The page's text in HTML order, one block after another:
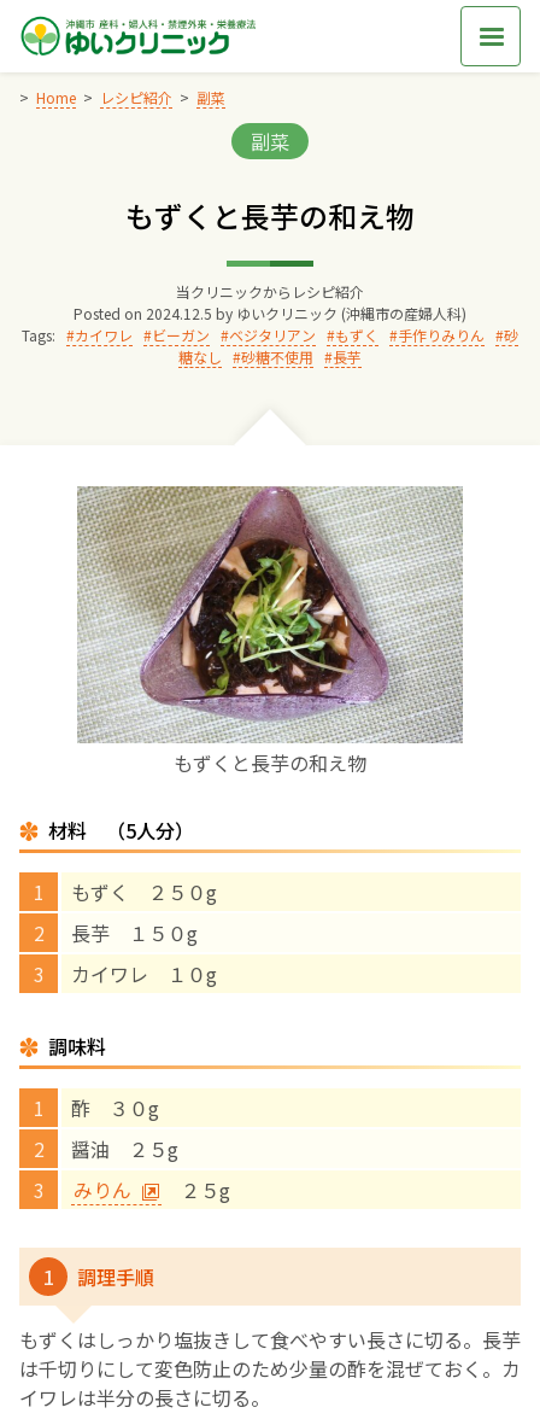
Skip
content
Home レシピ紹介 副菜
Categories:
副菜
もずくと長芋の和え物
当クリニックからレシピ紹介
Posted on 2024.12.5 by ゆいクリニック (沖縄市の産婦人科)
Tags:
カイワレ ビーガン ベジタリアン もずく 手作りみりん
砂
糖なし
砂糖不使用 長芋
もずくと長芋の和え物
材料 （5人分）
もずく ２５０g
長芋 １５０g
カイワレ １０g
調味料
酢 ３０g
醤油 ２５g
みりん
２５g
1 調理手順
もずくはしっかり塩抜きして食べやすい長さに切る。長芋
は千切りにして変色防止のため少量の酢を混ぜておく。カ
イワレは半分の長さに切る。
院長からのごあいさつ
妊婦健診
お産について
親と子の結びつき支援
母乳育児
その他の診療内容
‘さんルーム’ でさまざまな講座・クラス
遠方にお住まいで当院での出産を希望される方へ
医師プロフィール